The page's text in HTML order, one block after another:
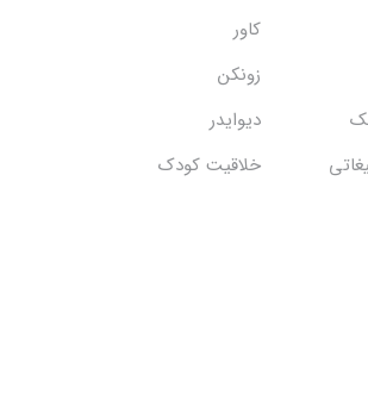
کاور
زونکن
دیوایدر
خلاقیت کودک